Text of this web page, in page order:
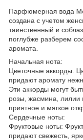
Парфюмерная вода
создана с учетом
таинственный и
поглубже разберем
аромата.
Начальная нота:
Цветочные аккорды:
придают аромату
Эти аккорды могут
розы, жасмина, лилии
приятное и мягкое
Сердечные ноты:
Фруктовые ноты:
придают свежесть,